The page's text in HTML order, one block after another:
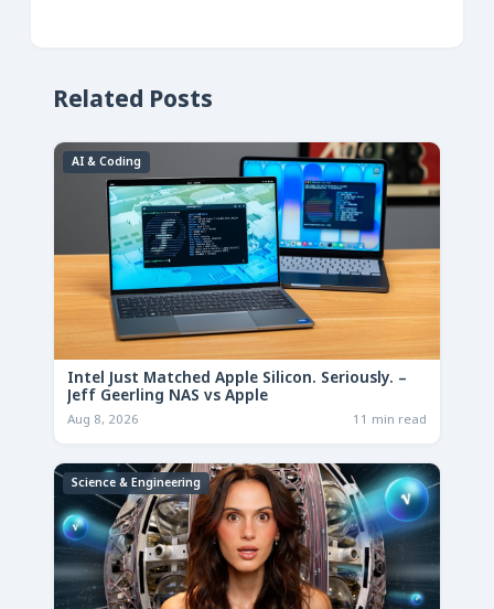
Related Posts
AI & Coding
Intel Just Matched Apple Silicon. Seriously. –
Jeff Geerling NAS vs Apple
Aug 8, 2026 11 min read
Science & Engineering